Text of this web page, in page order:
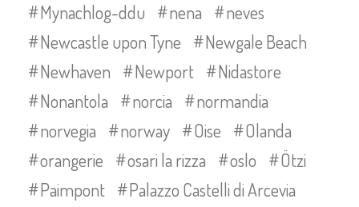
Mynachlog-ddu
nena
neves
Newcastle upon Tyne
Newgale Beach
Newhaven
Newport
Nidastore
Nonantola
norcia
normandia
norvegia
norway Oise
Olanda
orangerie
osari la rizza oslo
Ötzi
Paimpont
Palazzo Castelli di Arcevia